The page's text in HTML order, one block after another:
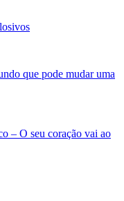
que pode mudar uma
– O seu coração vai ao